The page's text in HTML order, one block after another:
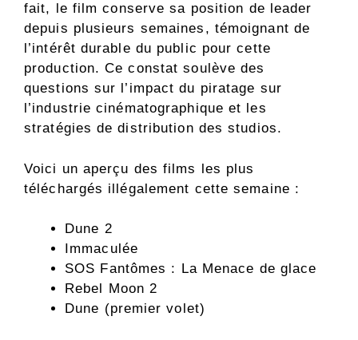
fait, le film conserve sa position de leader
depuis plusieurs semaines, témoignant de
l’intérêt durable du public pour cette
production. Ce constat soulève des
questions sur l’impact du piratage sur
l’industrie cinématographique et les
stratégies de distribution des studios.
Voici un aperçu des films les plus
téléchargés illégalement cette semaine :
Dune 2
Immaculée
SOS Fantômes : La Menace de glace
Rebel Moon 2
Dune (premier volet)